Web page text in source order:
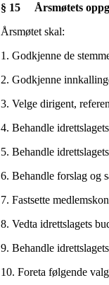
§ 15 Årsmøtets
Årsmøtet skal:
1. Godkjenne de
2. Godkjenne
3. Velge dirigent,
4. Behandle
5. Behandle
6.
7. Fastsette
8. Vedta idrettslagets
9. Behandle
10. Foreta følgende